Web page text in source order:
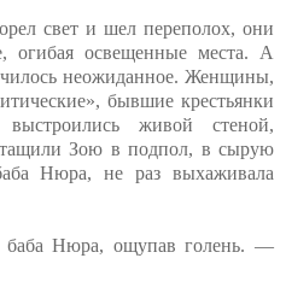
свет и шел переполох, они
огибая освещенные места. А
неожиданное. Женщины,
бывшие крестьянки
живой стеной,
Зою в подпол, в сырую
Нюра, не раз выхаживала
Нюра, ощупав голень. —